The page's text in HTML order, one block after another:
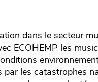
dans le secteur
ECOHEMP les
les catastrophes